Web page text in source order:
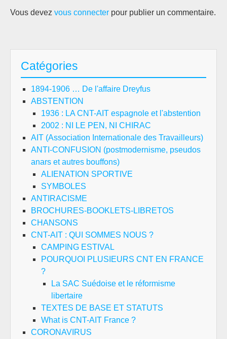
Vous devez vous connecter pour publier un commentaire.
Catégories
1894-1906 … De l'affaire Dreyfus
ABSTENTION
1936 : LA CNT-AIT espagnole et l'abstention
2002 : NI LE PEN, NI CHIRAC
AIT (Association Internationale des Travailleurs)
ANTI-CONFUSION (postmodernisme, pseudos
anars et autres bouffons)
ALIENATION SPORTIVE
SYMBOLES
ANTIRACISME
BROCHURES-BOOKLETS-LIBRETOS
CHANSONS
CNT-AIT : QUI SOMMES NOUS ?
CAMPING ESTIVAL
POURQUOI PLUSIEURS CNT EN FRANCE
?
La SAC Suédoise et le réformisme
libertaire
TEXTES DE BASE ET STATUTS
What is CNT-AIT France ?
CORONAVIRUS